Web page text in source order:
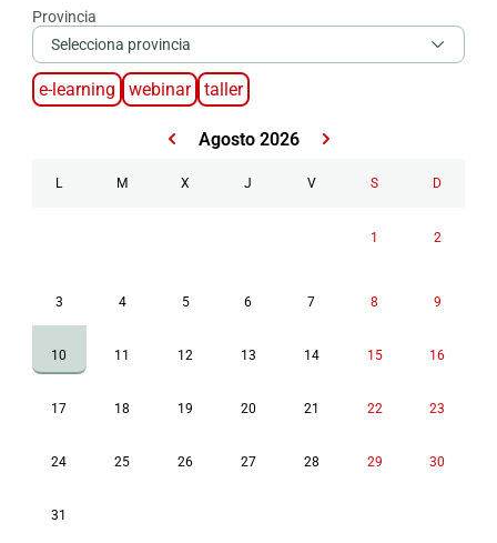
Provincia
Selecciona provincia
e-learning webinar taller
Agosto 2026
L M X J V S D
1 2
3 4 5 6 7 8 9
10 11 12 13 14 15 16
17 18 19 20 21 22 23
24 25 26 27 28 29 30
31